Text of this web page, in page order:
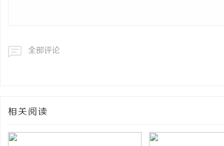
全部评论
相关阅读